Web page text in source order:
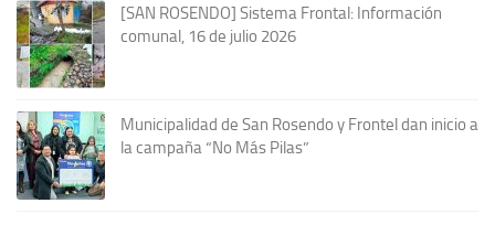
[SAN ROSENDO] Sistema Frontal: Información
comunal, 16 de julio 2026
Municipalidad de San Rosendo y Frontel dan inicio a
la campaña “No Más Pilas”